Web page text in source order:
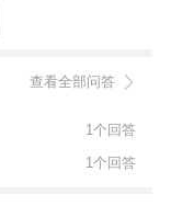
查看全部问答
1个回答
1个回答